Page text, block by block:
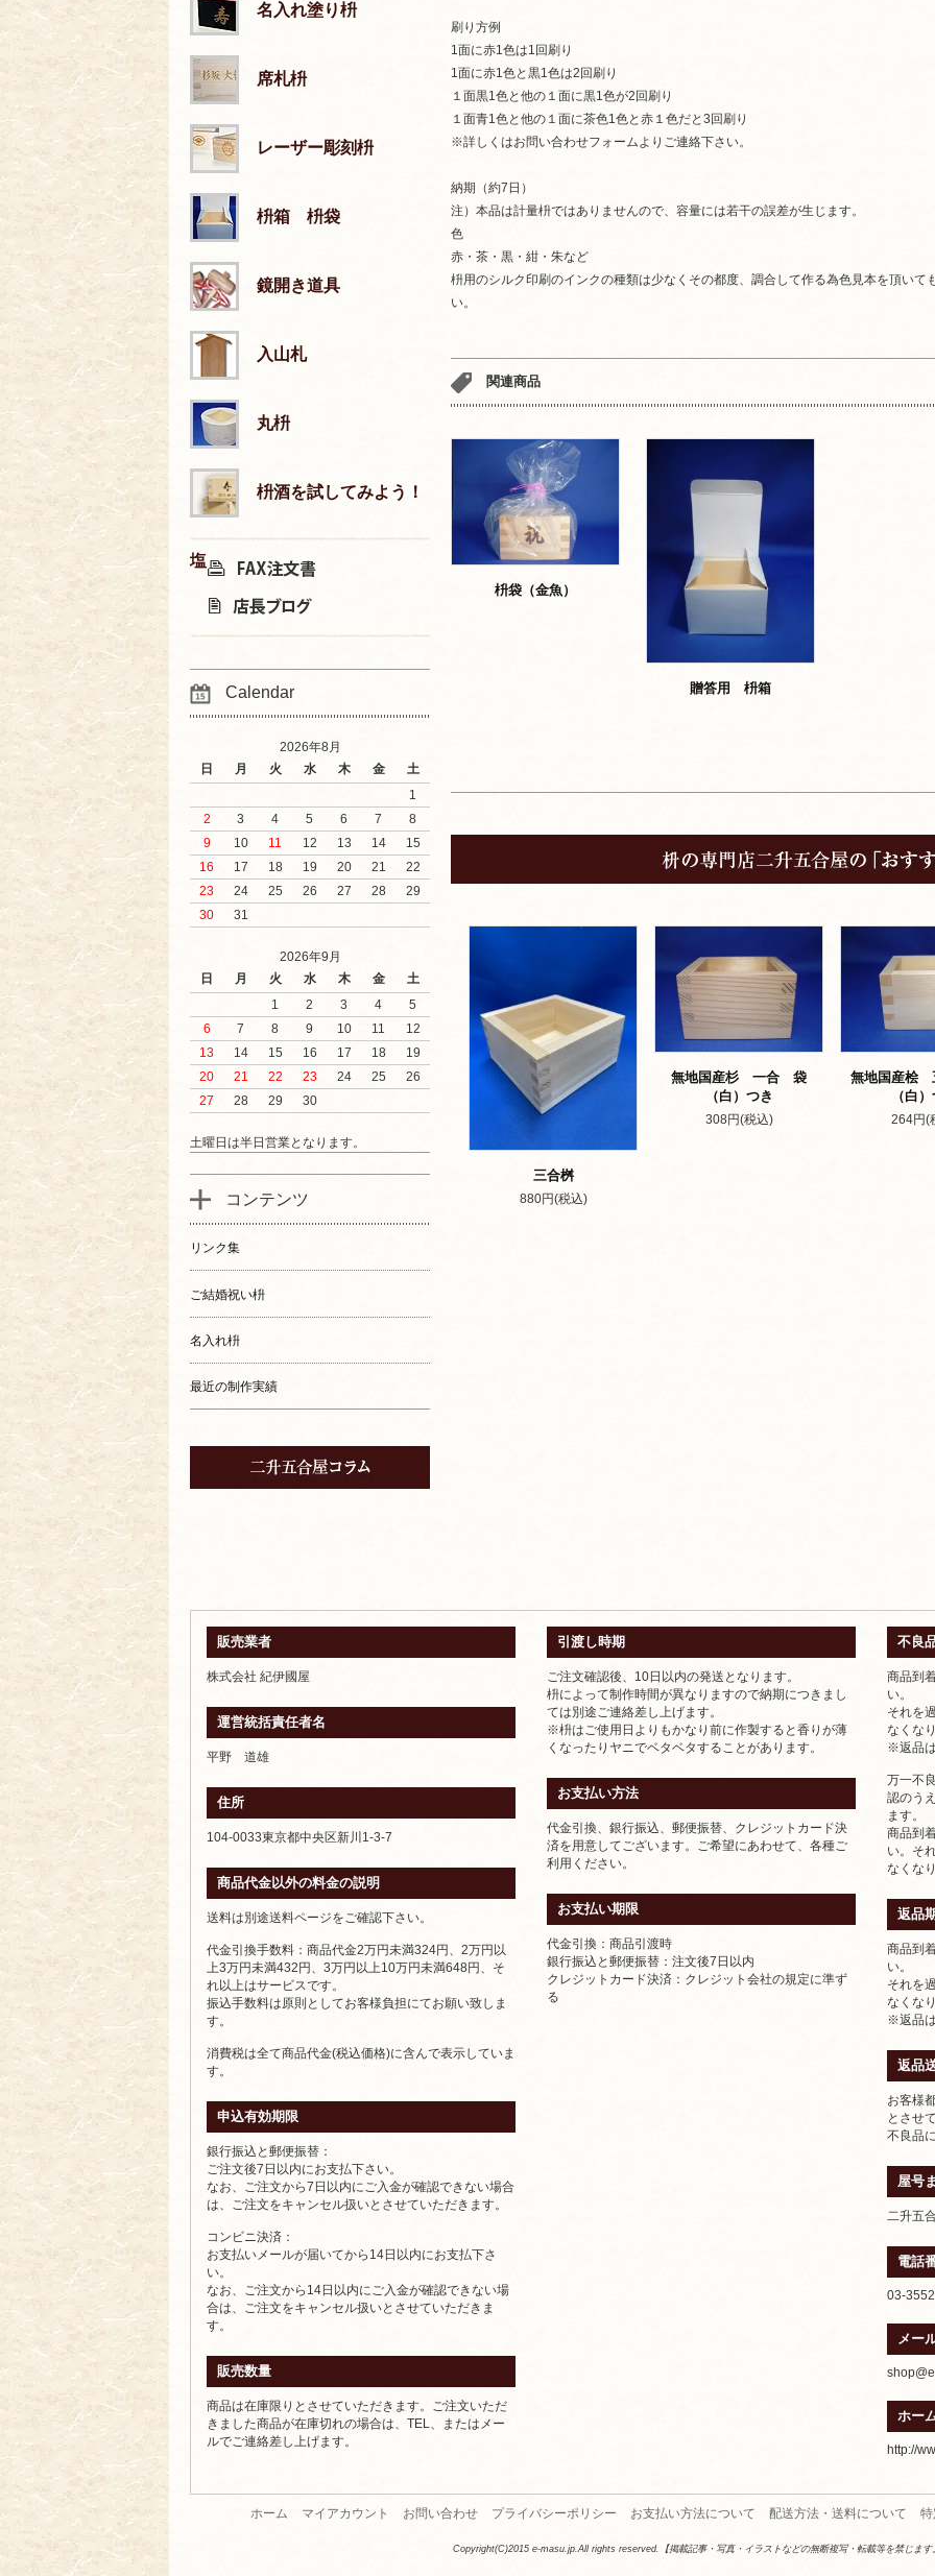
刷り方例
1面に赤1色は1回刷り
1面に赤1色と黒1色は2回刷り
１面黒1色と他の１面に黒1色が2回刷り
１面青1色と他の１面に茶色1色と赤１色だと3回刷り
※詳しくはお問い合わせフォームよりご連絡下さい。
納期（約7日）
注）本品は計量枡ではありませんので、容量には若干の誤差が生じます。
色
赤・茶・黒・紺・朱など
枡用のシルク印刷のインクの種類は少なくその都度、調合して作る為色見本を頂い
い。
関連商品
枡袋（金魚）
贈答用 枡箱
三合桝
880円(税込)
無地国産杉 一合 袋
（白）つき
308円(税込)
無地国産桧
（白
264円(
名入れ塗り枡
席札枡
レーザー彫刻枡
枡箱 枡袋
鏡開き道具
入山札
丸枡
枡酒を試してみよう！
塩
Calendar
2026年8月
日
月 火 水 木 金
土
1
2
3 4 5 6 7
8
9
10 11 12 13 14
15
16
17 18 19 20 21
22
23
24 25 26 27 28
29
30
31
2026年9月
日
月 火 水 木 金
土
1
2 3 4
5
6
7 8 9 10 11
12
13
14 15 16 17 18
19
20
21 22 23 24 25
26
27
28 29 30
土曜日は半日営業となります。
コンテンツ
リンク集
ご結婚祝い枡
名入れ枡
最近の制作実績
販売業者
株式会社 紀伊國屋
運営統括責任者名
平野 道雄
住所
104-0033東京都中央区新川1-3-7
商品代金以外の料金の説明
送料は別途送料ページをご確認下さい。
代金引換手数料：商品代金2万円未満324円、2万円以
上3万円未満432円、3万円以上10万円未満648円、そ
れ以上はサービスです。
振込手数料は原則としてお客様負担にてお願い致しま
す。
消費税は全て商品代金(税込価格)に含んで表示していま
す。
申込有効期限
銀行振込と郵便振替：
ご注文後7日以内にお支払下さい。
なお、ご注文から7日以内にご入金が確認できない場合
は、ご注文をキャンセル扱いとさせていただきます。
コンビニ決済：
お支払いメールが届いてから14日以内にお支払下さ
い。
なお、ご注文から14日以内にご入金が確認できない場
合は、ご注文をキャンセル扱いとさせていただきま
す。
販売数量
商品は在庫限りとさせていただきます。ご注文いただ
きました商品が在庫切れの場合は、TEL、またはメー
ルでご連絡差し上げます。
引渡し時期
ご注文確認後、10日以内の発送となります。
枡によって制作時間が異なりますので納期につきまし
ては別途ご連絡差し上げます。
※枡はご使用日よりもかなり前に作製すると香りが薄
くなったりヤニでベタベタすることがあります。
お支払い方法
代金引換、銀行振込、郵便振替、クレジットカード決
済を用意してございます。ご希望にあわせて、各種ご
利用ください。
お支払い期限
代金引換：商品引渡時
銀行振込と郵便振替：注文後7日以内
クレジットカード決済：クレジット会社の規定に準ず
る
不良
商品到
い。
それを
なくな
※返品
万一不
認のう
ます。
商品到
い。そ
なくな
返品
商品到
い。
それを
なくな
※返品
返品
お客様
とさせ
不良品
屋号
二升五
電話
03-
メー
ホー
http://
ホーム マイアカウント お問い合わせ プライバシーポリシー お支払い方法について 配送方法・送料について
Copyright(C)2015 e-masu.jp.All rights reserved.【掲載記事・写真・イラストなどの無断複写・転載等を禁じます